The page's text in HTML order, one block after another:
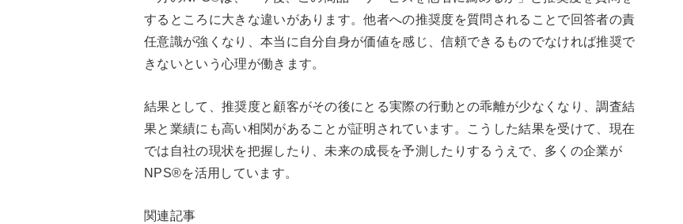
するところに大きな違いがあります。他者への推奨度を質問されることで回答者の責
任意識が強くなり、本当に自分自身が価値を感じ、信頼できるものでなければ推奨で
きないという心理が働きます。
結果として、推奨度と顧客がその後にとる実際の行動との乖離が少なくなり、調査結
果と業績にも高い相関があることが証明されています。こうした結果を受けて、現在
では自社の現状を把握したり、未来の成長を予測したりするうえで、多くの企業が
NPS®を活用しています。
関連記事